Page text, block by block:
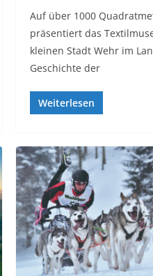
Auf über 1000
präsentiert das
kleinen Stadt Wehr im
Geschichte der
Weiterlesen